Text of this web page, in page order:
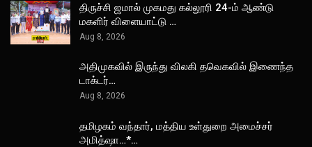
திருச்சி ஜமால் முகமது கல்லூரி 24-ம் ஆண்டு
மகளிர் விளையாட்டு …
Aug 8, 2026
அதிமுகவில் இருந்து விலகி தவெகவில் இணைந்த
டாக்டர்…
Aug 8, 2026
தமிழகம் வந்தார், மத்திய உள்துறை அமைச்சர்
அமித்ஷா…*…